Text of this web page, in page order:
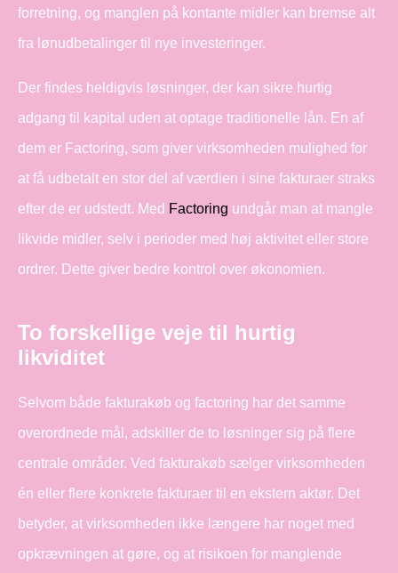
forretning, og manglen på kontante midler kan bremse alt
fra lønudbetalinger til nye investeringer.
Der findes heldigvis løsninger, der kan sikre hurtig
adgang til kapital uden at optage traditionelle lån. En af
dem er Factoring, som giver virksomheden mulighed for
at få udbetalt en stor del af værdien i sine fakturaer straks
efter de er udstedt. Med Factoring undgår man at mangle
likvide midler, selv i perioder med høj aktivitet eller store
ordrer. Dette giver bedre kontrol over økonomien.
To forskellige veje til hurtig
likviditet
Selvom både fakturakøb og factoring har det samme
overordnede mål, adskiller de to løsninger sig på flere
centrale områder. Ved fakturakøb sælger virksomheden
én eller flere konkrete fakturaer til en ekstern aktør. Det
betyder, at virksomheden ikke længere har noget med
opkrævningen at gøre, og at risikoen for manglende